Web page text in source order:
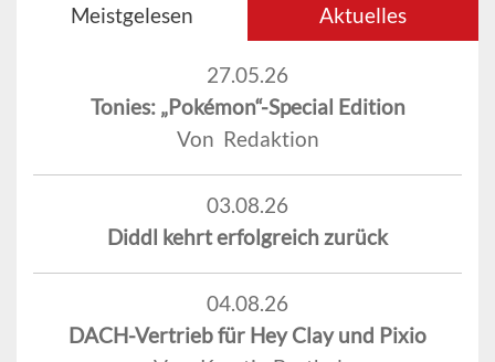
Meistgelesen Aktuelles
27.05.26
Tonies: „Pokémon“-Special Edition
Von Redaktion
03.08.26
Diddl kehrt erfolgreich zurück
04.08.26
DACH-Vertrieb für Hey Clay und Pixio